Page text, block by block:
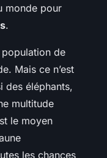
monde pour
.
de
Mais ce n’est
des éléphants,
multitude
le moyen
les chances